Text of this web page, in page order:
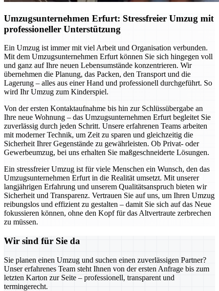
Umzugsunternehmen Erfurt: Stressfreier Umzug mit
professioneller Unterstützung
Ein Umzug ist immer mit viel Arbeit und Organisation verbunden.
Mit dem Umzugsunternehmen Erfurt können Sie sich hingegen voll
und ganz auf Ihre neuen Lebensumstände konzentrieren. Wir
übernehmen die Planung, das Packen, den Transport und die
Lagerung – alles aus einer Hand und professionell durchgeführt. So
wird Ihr Umzug zum Kinderspiel.
Von der ersten Kontaktaufnahme bis hin zur Schlüssübergabe an
Ihre neue Wohnung – das Umzugsunternehmen Erfurt begleitet Sie
zuverlässig durch jeden Schritt. Unsere erfahrenen Teams arbeiten
mit moderner Technik, um Zeit zu sparen und gleichzeitig die
Sicherheit Ihrer Gegenstände zu gewährleisten. Ob Privat- oder
Gewerbeumzug, bei uns erhalten Sie maßgeschneiderte Lösungen.
Ein stressfreier Umzug ist für viele Menschen ein Wunsch, den das
Umzugsunternehmen Erfurt in die Realität umsetzt. Mit unserer
langjährigen Erfahrung und unserem Qualitätsanspruch bieten wir
Sicherheit und Transparenz. Vertrauen Sie auf uns, um Ihren Umzug
reibungslos und effizient zu gestalten – damit Sie sich auf das Neue
fokussieren können, ohne den Kopf für das Altvertraute zerbrechen
zu müssen.
Wir sind für Sie da
Sie planen einen Umzug und suchen einen zuverlässigen Partner?
Unser erfahrenes Team steht Ihnen von der ersten Anfrage bis zum
letzten Karton zur Seite – professionell, transparent und
termingerecht.